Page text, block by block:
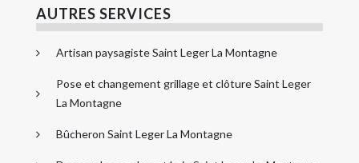
AUTRES SERVICES
Artisan paysagiste Saint Leger La Montagne
Pose et changement grillage et clôture Saint Leger
La Montagne
Bûcheron Saint Leger La Montagne